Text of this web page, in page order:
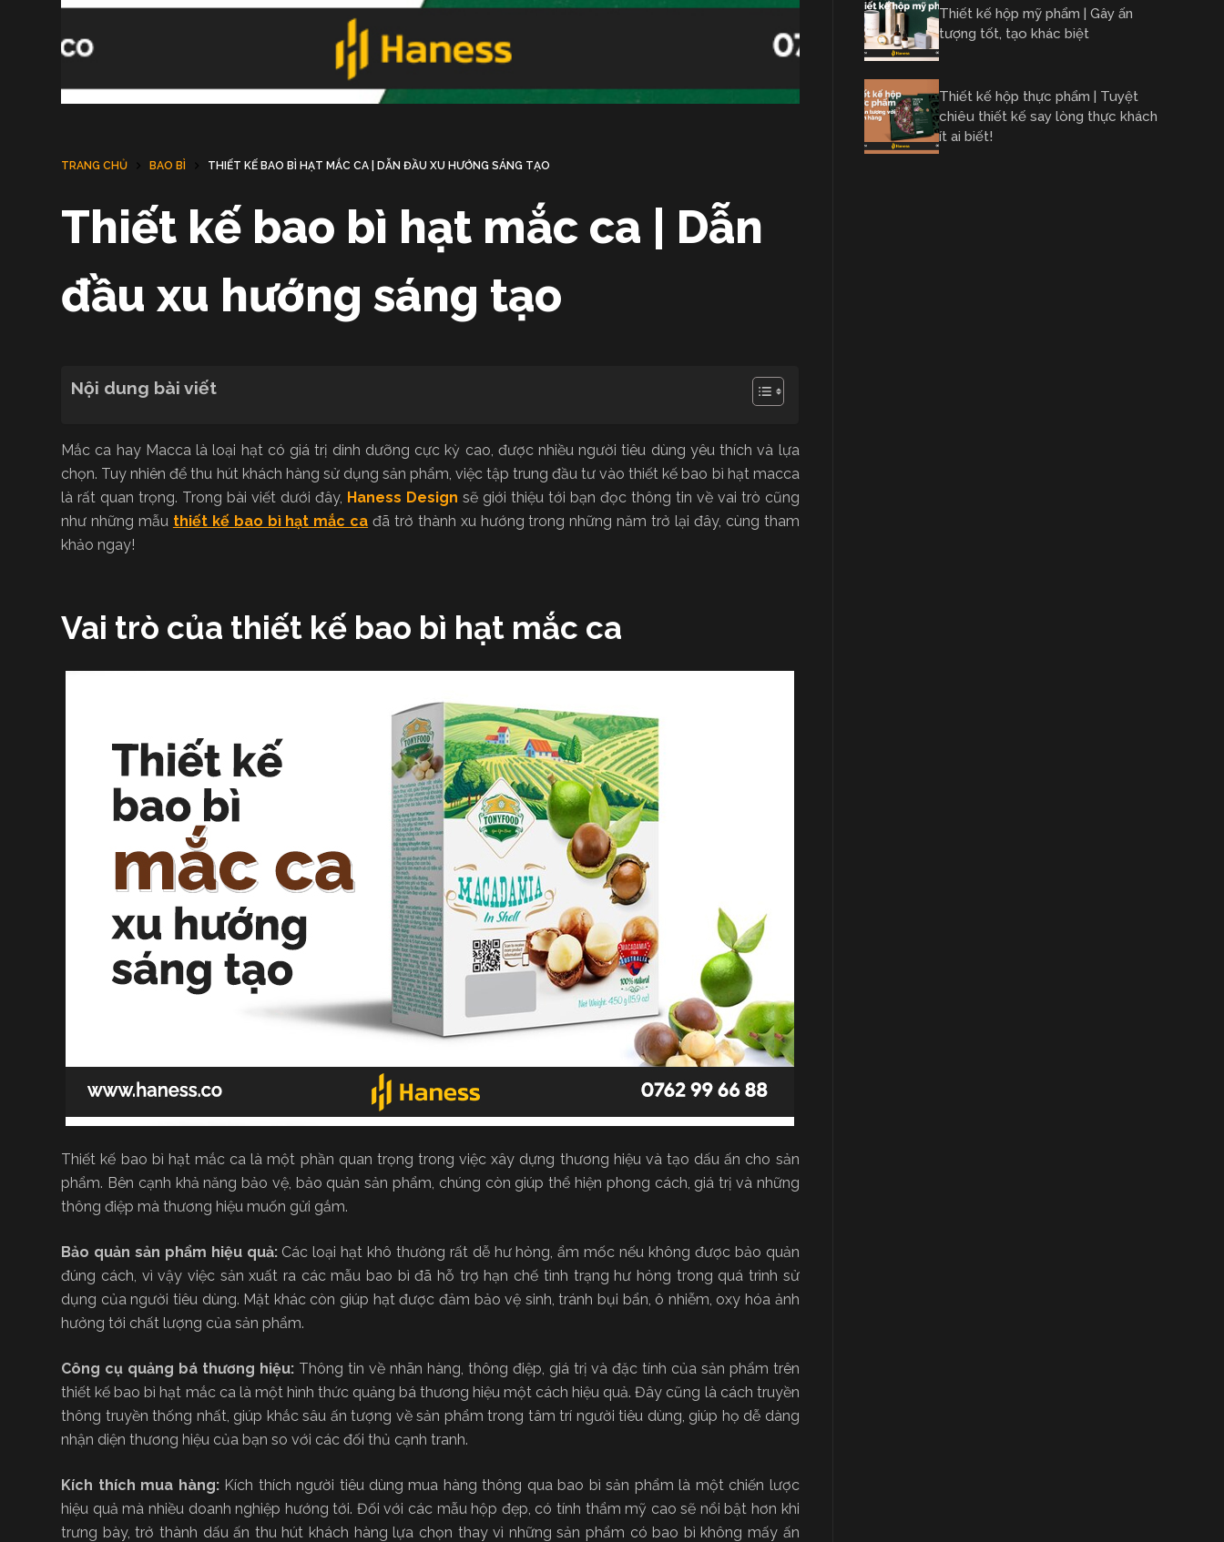
TRANG CHỦ BAO BÌ THIẾT KẾ BAO BÌ HẠT MẮC CA | DẪN ĐẦU XU HƯỚNG SÁNG TẠO
Thiết kế bao bì hạt mắc ca | Dẫn
đầu xu hướng sáng tạo
Nội dung bài viết
Mắc ca hay Macca là loại hạt có giá trị dinh dưỡng cực kỳ cao, được nhiều người tiêu dùng yêu thích và lựa
chọn. Tuy nhiên để thu hút khách hàng sử dụng sản phẩm, việc tập trung đầu tư vào thiết kế bao bì hạt macca
là rất quan trọng. Trong bài viết dưới đây, Haness Design sẽ giới thiệu tới bạn đọc thông tin về vai trò cũng
như những mẫu thiết kế bao bì hạt mắc ca đã trở thành xu hướng trong những năm trở lại đây, cùng tham
khảo ngay!
Vai trò của thiết kế bao bì hạt mắc ca
Thiết kế bao bì hạt mắc ca là một phần quan trọng trong việc xây dựng thương hiệu và tạo dấu ấn cho sản
phẩm. Bên cạnh khả năng bảo vệ, bảo quản sản phẩm, chúng còn giúp thể hiện phong cách, giá trị và những
thông điệp mà thương hiệu muốn gửi gắm.
Bảo quản sản phẩm hiệu quả:Các loại hạt khô thường rất dễ hư hỏng, ẩm mốc nếu không được bảo quản
đúng cách, vì vậy việc sản xuất ra các mẫu bao bì đã hỗ trợ hạn chế tình trạng hư hỏng trong quá trình sử
dụng của người tiêu dùng. Mặt khác còn giúp hạt được đảm bảo vệ sinh, tránh bụi bẩn, ô nhiễm, oxy hóa ảnh
hưởng tới chất lượng của sản phẩm.
Công cụ quảng bá thương hiệu: Thông tin về nhãn hàng, thông điệp, giá trị và đặc tính của sản phẩm trên
thiết kế bao bì hạt mắc ca là một hình thức quảng bá thương hiệu một cách hiệu quả. Đây cũng là cách truyền
thông truyền thống nhất, giúp khắc sâu ấn tượng về sản phẩm trong tâm trí người tiêu dùng, giúp họ dễ dàng
nhận diện thương hiệu của bạn so với các đối thủ cạnh tranh.
Kích thích mua hàng:Kích thích người tiêu dùng mua hàng thông qua bao bì sản phẩm là một chiến lược
hiệu quả mà nhiều doanh nghiệp hướng tới. Đối với các mẫu hộp đẹp, có tính thẩm mỹ cao sẽ nổi bật hơn khi
trưng bày, trở thành dấu ấn thu hút khách hàng lựa chọn thay vì những sản phẩm có bao bì không mấy ấn
Thiết kế hộp mỹ phẩm | Gây ấn
tượng tốt, tạo khác biệt
Thiết kế hộp thực phẩm | Tuyệt
chiêu thiết kế say lòng thực khách
ít ai biết!